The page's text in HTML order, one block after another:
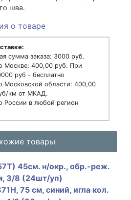
шва.
о товаре
сумма заказа: 3000 руб.
Москве: 400,00 руб. При
руб - бесплатно
Московской области: 400,00
км от МКАД.
России в любой регион
товары
45см. н/окр., обр.-реж.
3/8 (24шт/уп)
75 см, синий, игла кол.